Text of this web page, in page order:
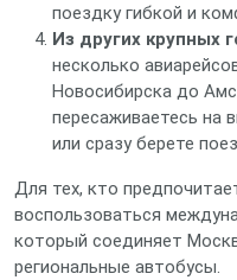
поездку гибкой и
Из других крупных
несколько
Новосибирска до
пересаживаетесь на
или сразу берете
Для тех, кто
воспользоваться
который соединяет
региональные автобусы.